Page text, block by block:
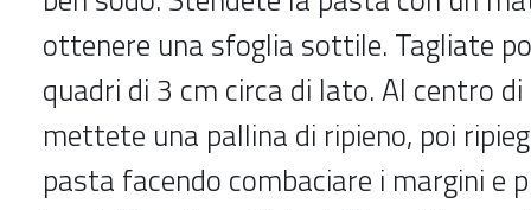
ottenere una sfoglia sottile. Tagliate
quadri di 3 cm circa di lato. Al centro
mettete una pallina di ripieno, poi
pasta facendo combaciare i margini e